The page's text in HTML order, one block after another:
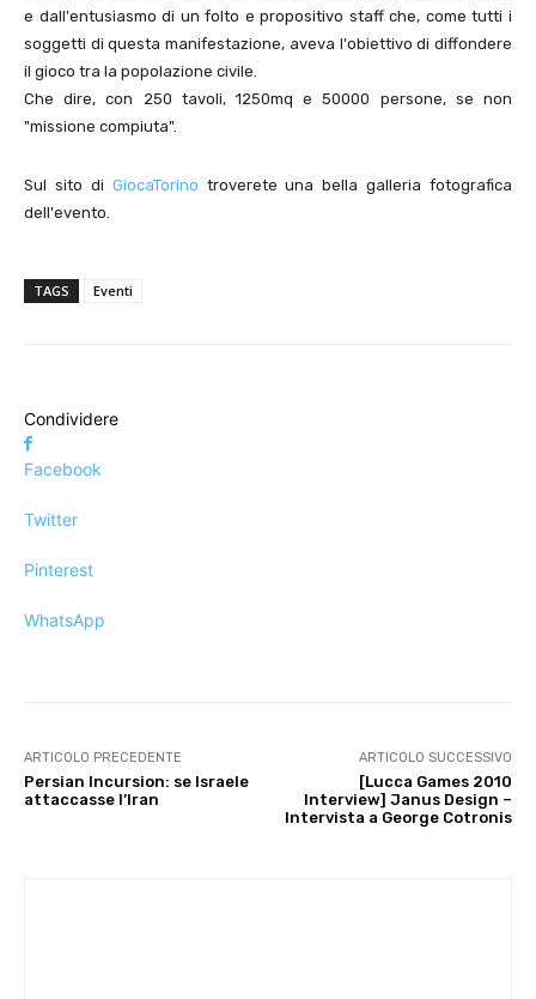
e dall'entusiasmo di un folto e propositivo staff che, come tutti i
soggetti di questa manifestazione, aveva l'obiettivo di diffondere
il gioco tra la popolazione civile.
Che dire, con 250 tavoli, 1250mq e 50000 persone, se non
"missione compiuta".
Sul sito di GiocaTorino troverete una bella galleria fotografica
dell'evento.
TAGS Eventi
Condividere
Facebook
Twitter
Pinterest
WhatsApp
ARTICOLO PRECEDENTE
Persian Incursion: se Israele
attaccasse l’Iran
ARTICOLO SUCCESSIVO
[Lucca Games 2010
Interview] Janus Design –
Intervista a George Cotronis